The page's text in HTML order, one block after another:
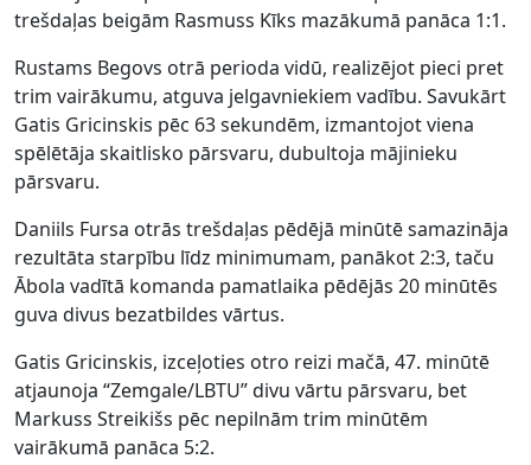
trešdaļas beigām Rasmuss Kīks mazākumā panāca 1:1.
Rustams Begovs otrā perioda vidū, realizējot pieci pret
trim vairākumu, atguva jelgavniekiem vadību. Savukārt
Gatis Gricinskis pēc 63 sekundēm, izmantojot viena
spēlētāja skaitlisko pārsvaru, dubultoja mājinieku
pārsvaru.
Daniils Fursa otrās trešdaļas pēdējā minūtē samazināja
rezultāta starpību līdz minimumam, panākot 2:3, taču
Ābola vadītā komanda pamatlaika pēdējās 20 minūtēs
guva divus bezatbildes vārtus.
Gatis Gricinskis, izceļoties otro reizi mačā, 47. minūtē
atjaunoja “Zemgale/LBTU” divu vārtu pārsvaru, bet
Markuss Streikišs pēc nepilnām trim minūtēm
vairākumā panāca 5:2.